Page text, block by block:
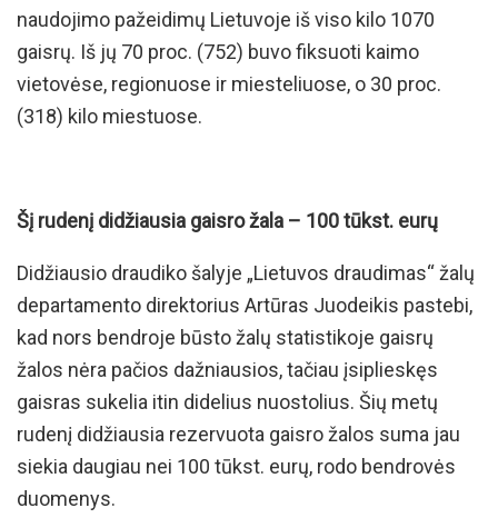
naudojimo pažeidimų Lietuvoje iš viso kilo 1070
gaisrų. Iš jų 70 proc. (752) buvo fiksuoti kaimo
vietovėse, regionuose ir miesteliuose, o 30 proc.
(318) kilo miestuose.
Šį rudenį didžiausia gaisro žala – 100 tūkst. eurų
Didžiausio draudiko šalyje „Lietuvos draudimas“ žalų
departamento direktorius Artūras Juodeikis pastebi,
kad nors bendroje būsto žalų statistikoje gaisrų
žalos nėra pačios dažniausios, tačiau įsiplieskęs
gaisras sukelia itin didelius nuostolius. Šių metų
rudenį didžiausia rezervuota gaisro žalos suma jau
siekia daugiau nei 100 tūkst. eurų, rodo bendrovės
duomenys.